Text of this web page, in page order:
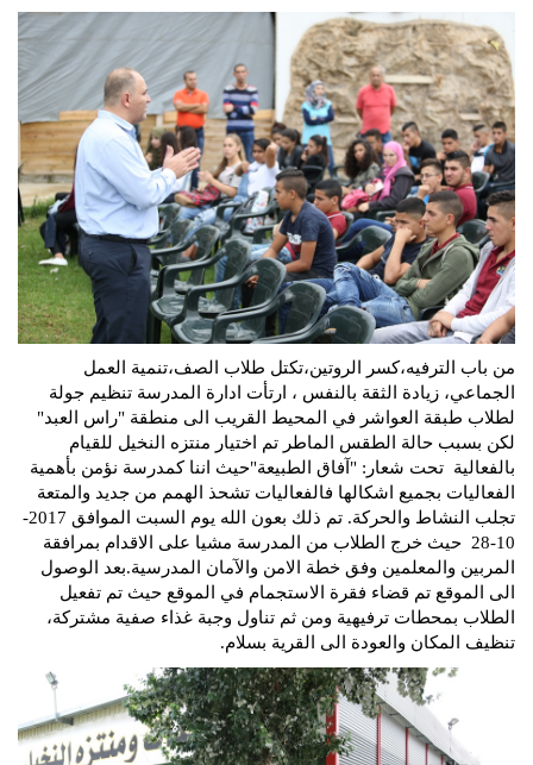
من باب الترفيه،كسر الروتين،تكتل طلاب الصف،تنمية العمل
الجماعي، زيادة الثقة بالنفس ، ارتأت ادارة المدرسة تنظيم جولة
لطلاب طبقة العواشر في المحيط القريب الى منطقة "راس العبد"
لكن بسبب حالة الطقس الماطر تم اختيار منتزه النخيل للقيام
بالفعالية تحت شعار: "آفاق الطبيعة"حيث اننا كمدرسة نؤمن بأهمية
الفعاليات بجميع اشكالها فالفعاليات تشحذ الهمم من جديد والمتعة
تجلب النشاط والحركة. تم ذلك بعون الله يوم السبت الموافق 2017-
10-28 حيث خرج الطلاب من المدرسة مشيا على الاقدام بمرافقة
المربين والمعلمين وفق خطة الامن والآمان المدرسية.بعد الوصول
الى الموقع تم قضاء فقرة الاستجمام في الموقع حيث تم تفعيل
الطلاب بمحطات ترفيهية ومن ثم تناول وجبة غذاء صفية مشتركة،
تنظيف المكان والعودة الى القرية بسلام.